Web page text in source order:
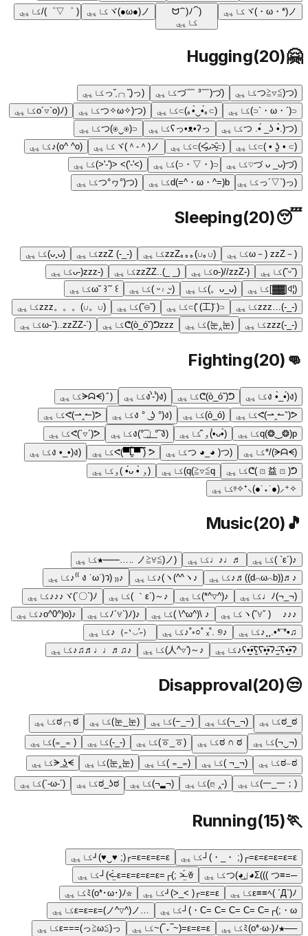
ヾ(・ω・*)ノ کاپي
(⁀ᗢ⁀)ﾉ
کاپي
ヾ(●ω●)ノ کاپي ( ゜▽゜)/کاپي
🤗
Hugging(20)
(つ≧▽≦)つ کاپي (づ￣ ³￣)づ کاپي (っ˘̩╭╮˘̩)っ
کاپي
⊂(´・ω・`⊂)
کاپي (⊃｡•́‿•̀｡)⊃کاپي (つ✧ω✧)つ کاپي (o´▽`o)ﾉ
کاپي
(つ .•́ _ʖ •̀.)つ
کاپي ʕっ•ᴥ•ʔっکاپي ⊂(◉‿◉)つ
کاپي
(⊃ • ʖ̫ • )⊃
کاپي (⊃˃̵͈̑ᴗ˂̵͈̑)⊃ کاپي ヾ(＾-＾)ノ کاپي (o^ ^o)♪
کاپي
(づ ᴗ _ᴗ)づ♡
کاپي ⊂(・▽・⊂)کاپي (>'-')> <('-'<)کاپي
(っ´▽`)っ
کاپي d(=^・ω・^=)bکاپي (つ°ヮ°)つ کاپي
😴
Sleeping(20)
(－ω－) zzZ کاپي (∪｡∪)｡｡｡zzZ کاپي (-_-) zzZ کاپي (ᴗ˳ᴗ)
کاپي
(˘ᵕ˘)
کاپي (‐o‐)//zzZ کاپي (_ _)..zzZZ کاپي (-ᴗ-)zzz
کاپي
(¦ꒉ[▓▓]
کاپي (ᴗ_ᴗ。) کاپي (ᵕ≀ ̠ᵕ ) کاپي ꒰ ˘ω˘ ꒱ᐝ
کاپي
(-_-)…zzz
کاپي ⊂( ̄(工) ̄)⊃ کاپي (ˇ⊖ˇ)کاپي (∪。∪)。。。zzz
کاپي
(-_-)zzz
کاپي (눈‸눈) کاپي ᕦ(ò_ó˘)ᕤzzzکاپي (´-ω-`)..zzZZ کاپي
👊
Fighting(20)
(ง •̀_•́)ง کاپي ᕦ(ò_óˇ)ᕤکاپي (ง'̀-'́)ง کاپي (ᗒᗣᗕ)՞
کاپي
ᕙ(⇀‸↼‶)ᕗکاپي (ò_ó) کاپي (ง ° ͜ ʖ °)ง کاپي ᕙ(⇀‸↼)ᕗکاپي
q(❂‿❂)pکاپي (•̀ᴗ•́)و ̑̑ کاپي (ง ͠° ͟ل͜ ͡°)ง کاپي ᕙ(`▽´)ᕗکاپي
(ᗒᗩᗕ)/*
کاپي (つ ◕_◕ )つ کاپي ᕙ(▀̿̿Ĺ̯̿̿▀̿ ̿) ᕗکاپي (ง •_•)ง
کاپي
ᕦ( ⊡ 益 ⊡ )ᕤکاپي q(≧▽≦q) کاپي (و •̀ ᴗ•́ )و
کاپي
✧⁺⸜(●˙▾˙●)⸝⁺✧ᵎᵎ کاپي
🎵
Music(20)
♪(´ε` ) کاپي ♬♩♪♩ کاپي (ノ≧∀≦)ノ ‥…━━━★
کاپي
♪♬((d⌒ω⌒b))♬♪
کاپي ♪ヽ(^^ヽ)♪ کاپي ♪₍₍ (ง ˙ω˙)ว ⁾⁾♪
کاپي
(¬_¬)ﾉ♩
کاپي ♪(^∇^*)کاپي ♪～(´ε｀ ) کاپي ヾ(´〇`)ﾉ♪♪♪
کاپي
♪♪♪ ヽ(ˇ∀ˇ )ゞ
کاپي ♪ \(^ω^\ ) کاپي ♪(ﾉ´∀`)ﾉ کاپي ♪(o^0^)o♪
کاپي
♫•*¨*•.¸¸♪ کاپي ♪ₓ˚. ୭ ˚○◦˚♪ کاپي （˶′◡‵˶）♪ کاپي
ʕ•̫͡•ʕ̫͡ʕ•͓͡•ʔ-̫͡-ʕ•̫͡•ʔ♪ کاپي ♪～('▽^人) کاپي ♪♫♬♩♩♬♫♪ کاپي
😒
Disapproval(20)
ಠ_ಠکاپي (¬_¬)کاپي (−_−)کاپي (눈_눈) کاپي ಠ╭╮ಠکاپي
(¬‿¬)کاپي ಠ ∩ ಠکاپي (ㆆ_ㆆ) کاپي (-_-)کاپي ( ≖_≖)کاپي
ಠ⌣ಠکاپي (¬_¬ )کاپي (≖_≖ )کاپي (눈‸눈) کاپي ᗒ ͟ʖᗕکاپي
(；一_一)
کاپي (-‸ ლ) کاپي (¬▂¬)کاپي ಠ_ʖಠکاپي (´-ω-`) کاپي
🏃
Running(15)
ε=ε=ε=ε=ε=┌(; ・_・)┘ کاپي ε=ε=ε=ε=┏(; ♥‿♥)┛
کاپي
─=≡Σ((( つ◕ل͜◕)つ
کاپي ε=ε=ε=ε=ε=┌(; ˃̶̤́ ꈊ ˂̶̤̀)┘
کاپي
ε≡≡ﾍ( ´Д`)ﾉکاپي ε=ε=┏( >_<)┛ کاپي ☆ﾐ(o*･ω･)ﾉ
کاپي
C= C= C= C= C=┌(;・ω・)┘
کاپي …ε=ε=ε=(ノ^∇^)ノ
کاپي
──★ﾐ(o*·ω·)ﾉ
کاپي ε=ε=ε=(~‾▿‾)~ کاپي ε===(っ≧ω≦)っکاپي